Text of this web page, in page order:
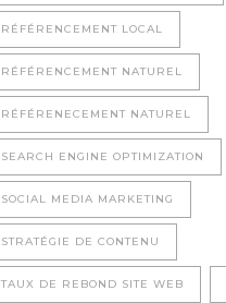
RÉFÉRENCEMENT LOCAL
RÉFÉRENCEMENT NATUREL
RÉFÉRENECEMENT NATUREL
SEARCH ENGINE OPTIMIZATION
SOCIAL MEDIA MARKETING
STRATÉGIE DE CONTENU
TAUX DE REBOND SITE WEB